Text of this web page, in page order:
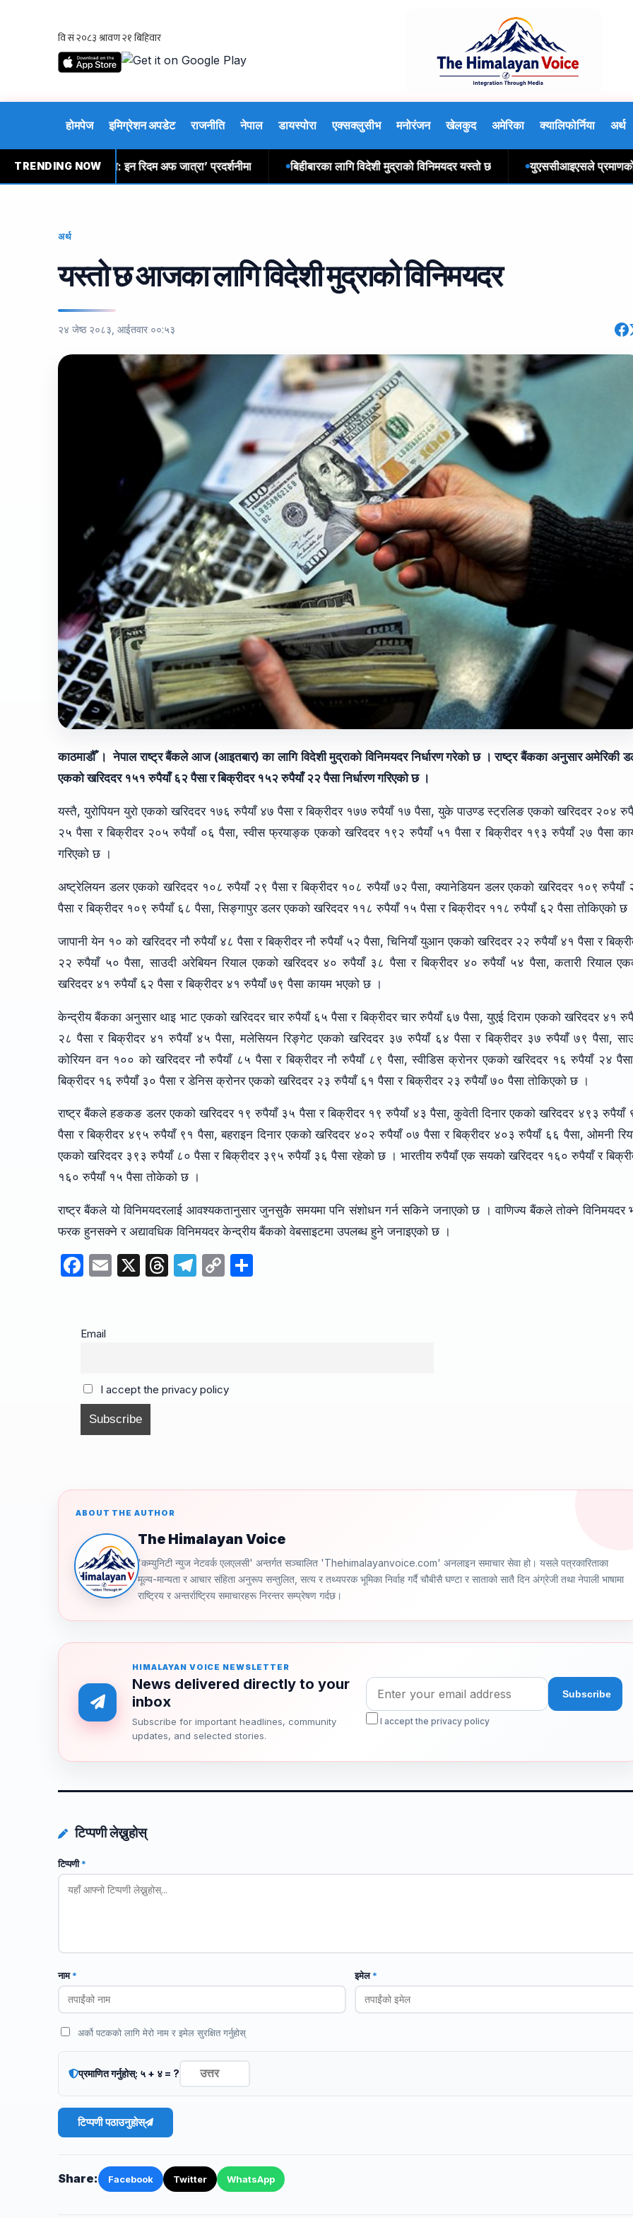
होमपेज इमिग्रेशन अपडेट राजनीति नेपाल डायस्पोरा एक्सक्लुसीभ मनोरंजन खेलकुद अमेरिका क्यालिफोर्निया अर्थ
TRENDING NOW
चित्रकला ‘उत्सव: इन रिदम अफ जात्रा’ प्रदर्शनीमा बिहीबारका लागि विदेशी मुद्राको विनिमयदर यस्तो छ युएससीआइएसले प्रमाणको लागि
अर्थ
यस्तो छ आजका लागि विदेशी मुद्राको विनिमयदर
२४ जेष्ठ २०८३, आईतवार ००:५३
काठमाडौँ । नेपाल राष्ट्र बैंकले आज (आइतबार) का लागि विदेशी मुद्राको विनिमयदर निर्धारण गरेको छ । राष्ट्र बैंकका अनुसार अमेरिकी
एकको खरिददर १५१ रुपैयाँ ६२ पैसा र बिक्रीदर १५२ रुपैयाँ २२ पैसा निर्धारण गरिएको छ ।
यस्तै, युरोपियन युरो एकको खरिददर १७६ रुपैयाँ ४७ पैसा र बिक्रीदर १७७ रुपैयाँ १७ पैसा, युके पाउण्ड स्ट्रलिङ एकको खरिददर २०४
२५ पैसा र बिक्रीदर २०५ रुपैयाँ ०६ पैसा, स्वीस फ्रयाङ्क एकको खरिददर १९२ रुपैयाँ ५१ पैसा र बिक्रीदर १९३ रुपैयाँ २७ पैसा
गरिएको छ ।
अष्ट्रेलियन डलर एकको खरिददर १०८ रुपैयाँ २९ पैसा र बिक्रीदर १०८ रुपैयाँ ७२ पैसा, क्यानेडियन डलर एकको खरिददर १०९ रुपैयाँ
पैसा र बिक्रीदर १०९ रुपैयाँ ६८ पैसा, सिङ्गापुर डलर एकको खरिददर ११८ रुपैयाँ १५ पैसा र बिक्रीदर ११८ रुपैयाँ ६२ पैसा तोकिएको छ
जापानी येन १० को खरिददर नौ रुपैयाँ ४८ पैसा र बिक्रीदर नौ रुपैयाँ ५२ पैसा, चिनियाँ युआन एकको खरिददर २२ रुपैयाँ ४१ पैसा र
२२ रुपैयाँ ५० पैसा, साउदी अरेबियन रियाल एकको खरिददर ४० रुपैयाँ ३८ पैसा र बिक्रीदर ४० रुपैयाँ ५४ पैसा, कतारी रियाल
खरिददर ४१ रुपैयाँ ६२ पैसा र बिक्रीदर ४१ रुपैयाँ ७९ पैसा कायम भएको छ ।
केन्द्रीय बैंकका अनुसार थाइ भाट एकको खरिददर चार रुपैयाँ ६५ पैसा र बिक्रीदर चार रुपैयाँ ६७ पैसा, युएई दिराम एकको खरिददर ४१
२८ पैसा र बिक्रीदर ४१ रुपैयाँ ४५ पैसा, मलेसियन रिङ्गेट एकको खरिददर ३७ रुपैयाँ ६४ पैसा र बिक्रीदर ३७ रुपैयाँ ७९ पैसा,
कोरियन वन १०० को खरिददर नौ रुपैयाँ ८५ पैसा र बिक्रीदर नौ रुपैयाँ ८९ पैसा, स्वीडिस क्रोनर एकको खरिददर १६ रुपैयाँ २४
बिक्रीदर १६ रुपैयाँ ३० पैसा र डेनिस क्रोनर एकको खरिददर २३ रुपैयाँ ६१ पैसा र बिक्रीदर २३ रुपैयाँ ७० पैसा तोकिएको छ ।
राष्ट्र बैंकले हङकङ डलर एकको खरिददर १९ रुपैयाँ ३५ पैसा र बिक्रीदर १९ रुपैयाँ ४३ पैसा, कुवेती दिनार एकको खरिददर ४९३ रुपैयाँ
पैसा र बिक्रीदर ४९५ रुपैयाँ ९१ पैसा, बहराइन दिनार एकको खरिददर ४०२ रुपैयाँ ०७ पैसा र बिक्रीदर ४०३ रुपैयाँ ६६ पैसा, ओमनी
एकको खरिददर ३९३ रुपैयाँ ८० पैसा र बिक्रीदर ३९५ रुपैयाँ ३६ पैसा रहेको छ । भारतीय रुपैयाँ एक सयको खरिददर १६० रुपैयाँ र
१६० रुपैयाँ १५ पैसा तोकेको छ ।
राष्ट्र बैंकले यो विनिमयदरलाई आवश्यकतानुसार जुनसुकै समयमा पनि संशोधन गर्न सकिने जनाएको छ । वाणिज्य बैंकले तोक्ने विनिमयदर
फरक हुनसक्ने र अद्यावधिक विनिमयदर केन्द्रीय बैंकको वेबसाइटमा उपलब्ध हुने जनाइएको छ ।
F
e
o
o
k
E
X
T
s
T
m
C
k
Email
I accept the privacy policy
ABOUT THE AUTHOR
The Himalayan Voice
'कम्युनिटी न्युज नेटवर्क एलएलसी' अन्तर्गत सञ्चालित 'Thehimalayanvoice.com' अनलाइन समाचार सेवा हो। यसले पत्रकारिताका
मूल्य-मान्यता र आचार संहिता अनुरूप सन्तुलित, सत्य र तथ्यपरक भूमिका निर्वाह गर्दै चौबीसै घण्टा र साताको सातै दिन अंग्रेजी तथा नेपाली भाषामा
राष्ट्रिय र अन्तर्राष्ट्रिय समाचारहरू निरन्तर सम्प्रेषण गर्दछ।
HIMALAYAN VOICE NEWSLETTER
News delivered directly to your
inbox
Subscribe for important headlines, community
updates, and selected stories.
I accept the privacy policy
टिप्पणी लेख्नुहोस्
टिप्पणी*
नाम* इमेल*
अर्को पटकको लागि मेरो नाम र इमेल सुरक्षित गर्नुहोस्
प्रमाणित गर्नुहोस्: ५ + ४ = ?
टिप्पणी पठाउनुहोस्
Share: Facebook Twitter WhatsApp